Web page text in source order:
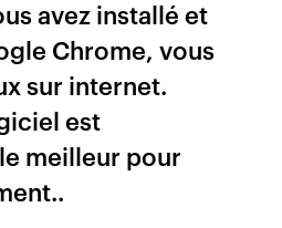
avez installé et
Chrome, vous
sur internet.
est
meilleur pour